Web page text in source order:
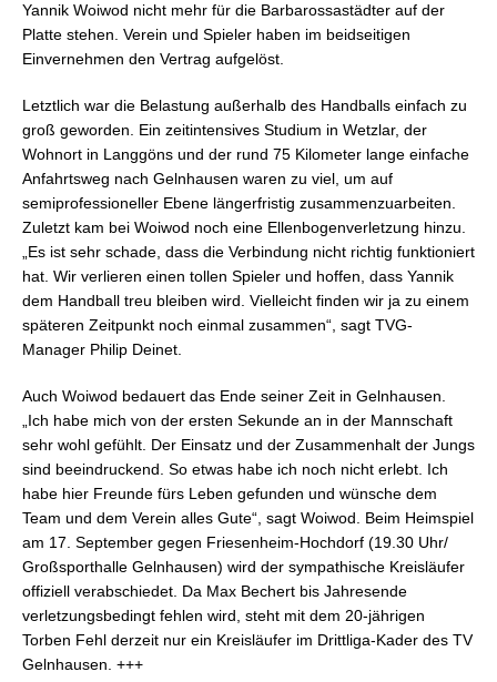
Yannik Woiwod nicht mehr für die Barbarossastädter auf der
Platte stehen. Verein und Spieler haben im beidseitigen
Einvernehmen den Vertrag aufgelöst.
Letztlich war die Belastung außerhalb des Handballs einfach zu
groß geworden. Ein zeitintensives Studium in Wetzlar, der
Wohnort in Langgöns und der rund 75 Kilometer lange einfache
Anfahrtsweg nach Gelnhausen waren zu viel, um auf
semiprofessioneller Ebene längerfristig zusammenzuarbeiten.
Zuletzt kam bei Woiwod noch eine Ellenbogenverletzung hinzu.
„Es ist sehr schade, dass die Verbindung nicht richtig funktioniert
hat. Wir verlieren einen tollen Spieler und hoffen, dass Yannik
dem Handball treu bleiben wird. Vielleicht finden wir ja zu einem
späteren Zeitpunkt noch einmal zusammen“, sagt TVG-
Manager Philip Deinet.
Auch Woiwod bedauert das Ende seiner Zeit in Gelnhausen.
„Ich habe mich von der ersten Sekunde an in der Mannschaft
sehr wohl gefühlt. Der Einsatz und der Zusammenhalt der Jungs
sind beeindruckend. So etwas habe ich noch nicht erlebt. Ich
habe hier Freunde fürs Leben gefunden und wünsche dem
Team und dem Verein alles Gute“, sagt Woiwod. Beim Heimspiel
am 17. September gegen Friesenheim-Hochdorf (19.30 Uhr/
Großsporthalle Gelnhausen) wird der sympathische Kreisläufer
offiziell verabschiedet. Da Max Bechert bis Jahresende
verletzungsbedingt fehlen wird, steht mit dem 20-jährigen
Torben Fehl derzeit nur ein Kreisläufer im Drittliga-Kader des TV
Gelnhausen. +++